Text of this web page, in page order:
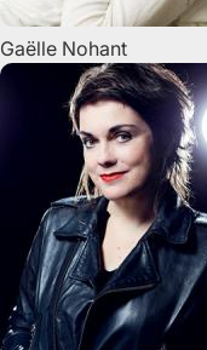
Gaëlle Nohant